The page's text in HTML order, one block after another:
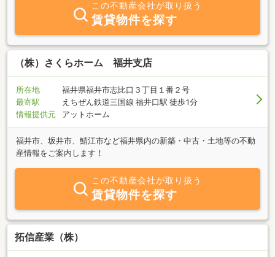
この不動産会社が取り扱う
賃貸物件を探す
（株）さくらホーム 福井支店
所在地
福井県福井市志比口３丁目１番２号
最寄駅
えちぜん鉄道三国線 福井口駅 徒歩1分
情報提供元
アットホーム
福井市、坂井市、鯖江市など福井県内の新築・中古・土地等の不動
産情報をご案内します！
この不動産会社が取り扱う
賃貸物件を探す
拓信産業（株）